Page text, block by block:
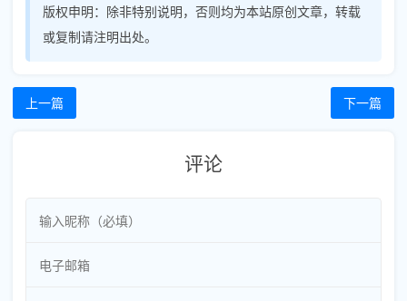
版权申明： 除非特别说明，否则均为本站原创文章，转载
或复制请注明出处。
上一篇 下一篇
评论